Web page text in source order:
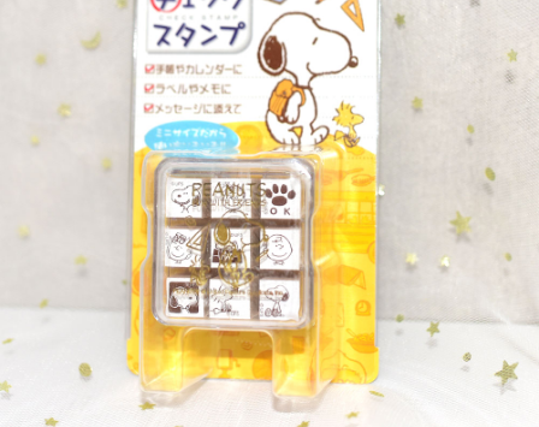
每筆NT$100，滿NT$999(含以上)免運費